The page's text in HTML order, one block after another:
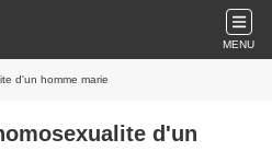
MENU
d'un homme marie
d'un